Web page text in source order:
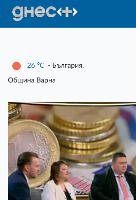
26 ℃ - България,
Община Варна